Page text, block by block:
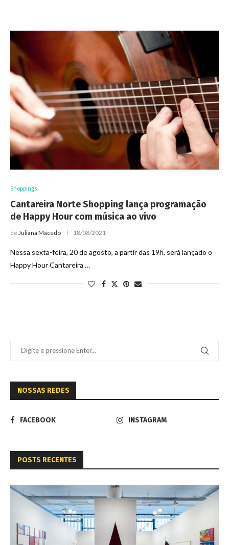
Shoppings
Cantareira Norte Shopping lança programação
de Happy Hour com música ao vivo
deJuliana Macedo 18/08/2021
Nessa sexta-feira, 20 de agosto, a partir das 19h, será lançado o
Happy Hour Cantareira …
NOSSAS REDES
FACEBOOK INSTAGRAM
POSTS RECENTES